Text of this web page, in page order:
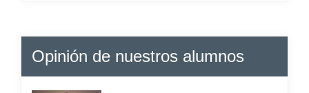
Opinión de nuestros alumnos